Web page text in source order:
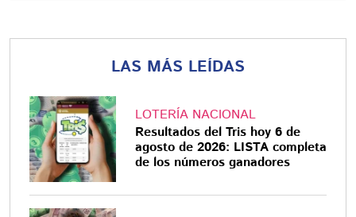
LAS MÁS LEÍDAS
LOTERÍA NACIONAL
Resultados del Tris hoy 6 de
agosto de 2026: LISTA completa
de los números ganadores